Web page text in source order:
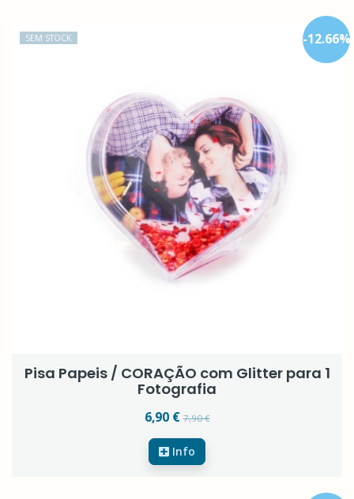
-12.66%
SEM STOCK
Pisa Papeis / CORAÇÃO com Glitter para 1
Fotografia
6,90 €7,90 €
Info